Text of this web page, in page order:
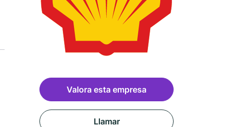
Valora esta empresa
Llamar